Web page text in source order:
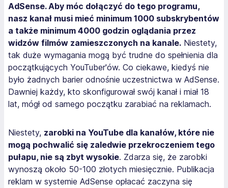
AdSense. Aby móc dołączyć do tego programu,
nasz kanał musi mieć minimum 1000 subskrybentów
a także minimum 4000 godzin oglądania przez
widzów filmów zamieszczonych na kanale. Niestety,
tak duże wymagania mogą być trudne do spełnienia dla
początkujących YouTuber'ów. Co ciekawe, kiedyś nie
było żadnych barier odnośnie uczestnictwa w AdSense.
Dawniej każdy, kto skonfigurował swój kanał i miał 18
lat, mógł od samego początku zarabiać na reklamach.
Niestety, zarobki na YouTube dla kanałów, które nie
mogą pochwalić się zaledwie przekroczeniem tego
pułapu, nie są zbyt wysokie. Zdarza się, że zarobki
wynoszą około 50-100 złotych miesięcznie. Publikacja
reklam w systemie AdSense opłacać zaczyna się